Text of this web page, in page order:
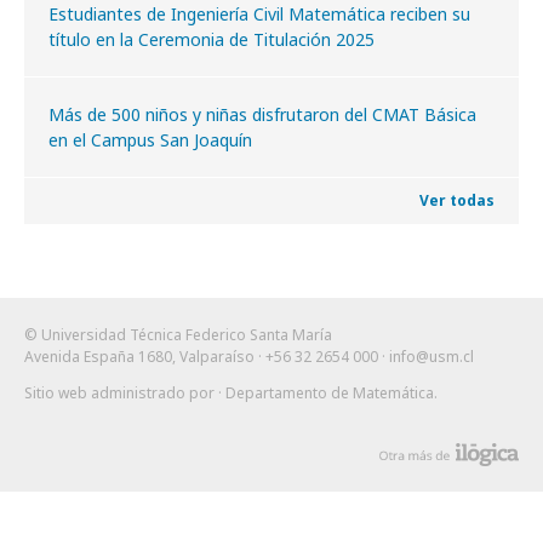
Estudiantes de Ingeniería Civil Matemática reciben su
título en la Ceremonia de Titulación 2025
Más de 500 niños y niñas disfrutaron del CMAT Básica
en el Campus San Joaquín
Ver todas
© Universidad Técnica Federico Santa María
Avenida España 1680, Valparaíso · +56 32 2654 000 · info@usm.cl
Sitio web administrado por · Departamento de Matemática.